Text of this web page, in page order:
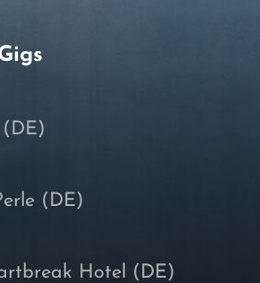
(DE)
Hotel (DE)